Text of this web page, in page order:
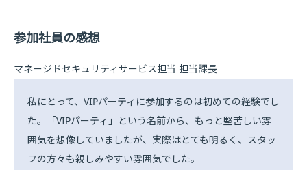
参加社員の感想
マネージドセキュリティサービス担当 担当課長
私にとって、VIPパーティに参加するのは初めての経験でし
た。「VIPパーティ」という名前から、もっと堅苦しい雰
囲気を想像していましたが、実際はとても明るく、スタッ
フの方々も親しみやすい雰囲気でした。